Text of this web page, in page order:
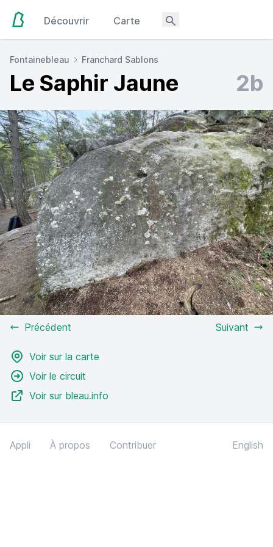
Découvrir Carte
Fontainebleau Franchard Sablons
Le Saphir Jaune 2b
Précédent Suivant
Voir sur la carte
Voir le circuit
Voir sur bleau.info
Appli À propos Contribuer English